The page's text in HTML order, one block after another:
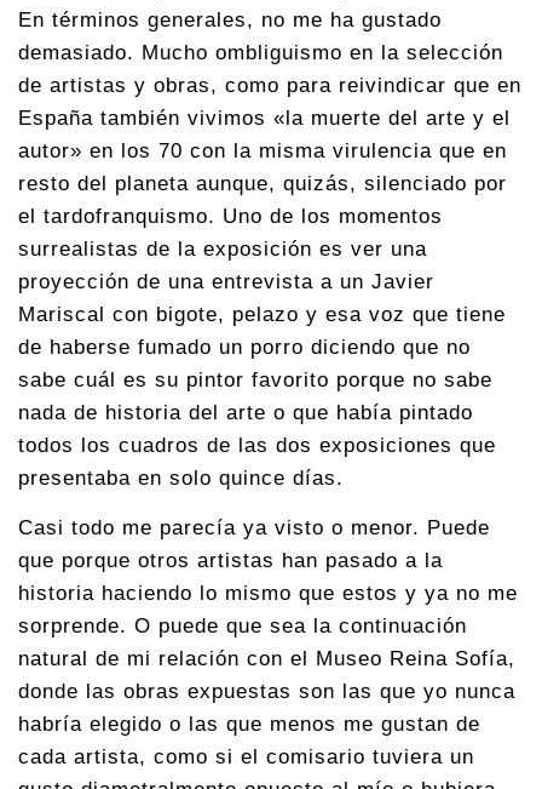
En términos generales, no me ha gustado
demasiado. Mucho ombliguismo en la selección
de artistas y obras, como para reivindicar que en
España también vivimos «la muerte del arte y el
autor» en los 70 con la misma virulencia que en
resto del planeta aunque, quizás, silenciado por
el tardofranquismo. Uno de los momentos
surrealistas de la exposición es ver una
proyección de una entrevista a un Javier
Mariscal con bigote, pelazo y esa voz que tiene
de haberse fumado un porro diciendo que no
sabe cuál es su pintor favorito porque no sabe
nada de historia del arte o que había pintado
todos los cuadros de las dos exposiciones que
presentaba en solo quince días.
Casi todo me parecía ya visto o menor. Puede
que porque otros artistas han pasado a la
historia haciendo lo mismo que estos y ya no me
sorprende. O puede que sea la continuación
natural de mi relación con el Museo Reina Sofía,
donde las obras expuestas son las que yo nunca
habría elegido o las que menos me gustan de
cada artista, como si el comisario tuviera un